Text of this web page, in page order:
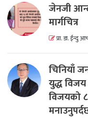
जेनजी
मार्गचित्र
प्रा. डा. ईन्दु
चिनियाँ
युद्ध विजय
विजयको